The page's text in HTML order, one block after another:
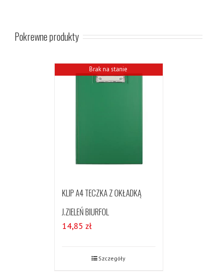
Pokrewne produkty
Brak na stanie
KLIP A4 TECZKA Z OKŁADKĄ
J.ZIELEŃ BIURFOL
14,85 zł
Szczegóły